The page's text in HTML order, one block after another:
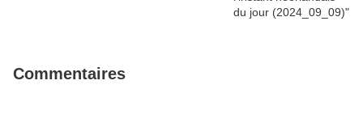
Commentaires